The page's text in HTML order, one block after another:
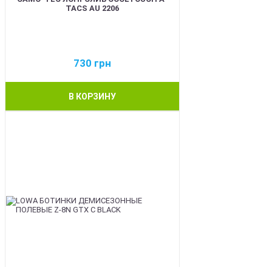
TACS AU 2206
730 грн
В КОРЗИНУ